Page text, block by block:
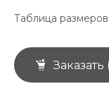
Таблица размеров